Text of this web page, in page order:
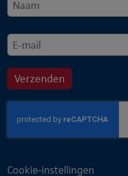
Cookie-instellingen